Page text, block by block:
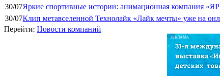
30/07Яркие спортивные истории: анимационная компания
30/07Клип метавселенной Технолайк «Лайк мечты» уже на
Перейти: Новости компаний
РЕКЛАМА